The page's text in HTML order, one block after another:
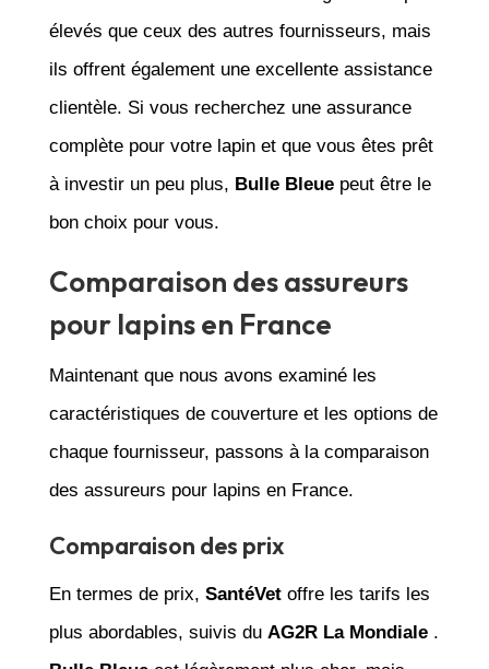
élevés que ceux des autres fournisseurs, mais
ils offrent également une excellente assistance
clientèle. Si vous recherchez une assurance
complète pour votre lapin et que vous êtes prêt
à investir un peu plus, Bulle Bleuepeut être le
bon choix pour vous.
Comparaison des assureurs
pour lapins en France
Maintenant que nous avons examiné les
caractéristiques de couverture et les options de
chaque fournisseur, passons à la comparaison
des assureurs pour lapins en France.
Comparaison des prix
En termes de prix, SantéVetoffre les tarifs les
plus abordables, suivis du AG2R La Mondiale.